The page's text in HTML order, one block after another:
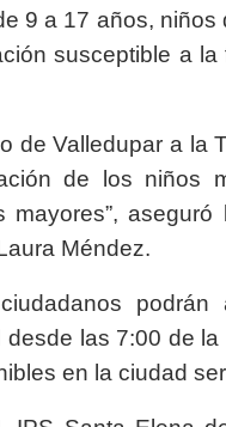
9 a 17 años,
susceptible a
de Valledupar a la
de los niños
mayores”,
Méndez.
las 7:00 de
en la ciudad